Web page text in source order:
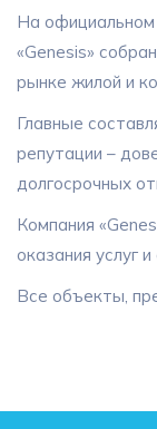
На официальном
«Genesis»
рынке жилой и
Главные
репутации –
долгосрочных
Компания
оказания услуг
Все объекты,